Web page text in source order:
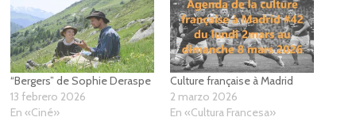
“Bergers” de Sophie Deraspe
13 febrero 2026
En «Ciné»
Culture française à Madrid
2 marzo 2026
En «Cultura Francesa»